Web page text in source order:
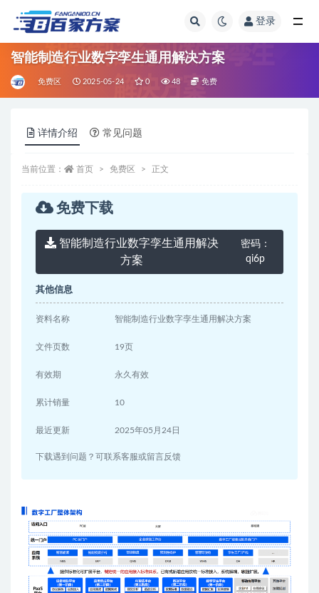
登录
智能制造行业数字孪生通用解决方案
免费区 2025-05-24 0 48 免费
详情介绍 常见问题
当前位置： 首页 免费区 正文
免费下载
智能制造行业数字孪生通用解决
方案
密码：
qi6p
其他信息
资料名称 智能制造行业数字孪生通用解决方案
文件页数 19页
有效期 永久有效
累计销量 10
最近更新 2025年05月24日
下载遇到问题？可联系客服或留言反馈